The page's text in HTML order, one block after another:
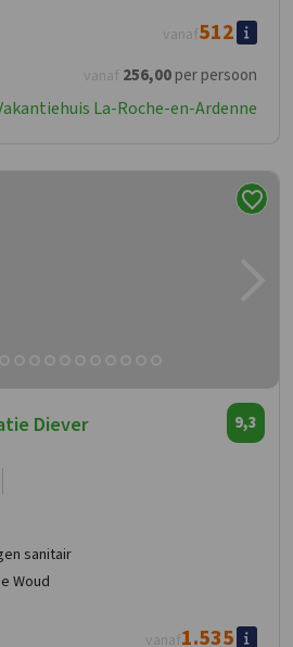
vanaf 256,00per persoon
vanaf512
La-Roche-en-Ardenne
Diever 9,3
sanitair
Woud
vanaf1.535